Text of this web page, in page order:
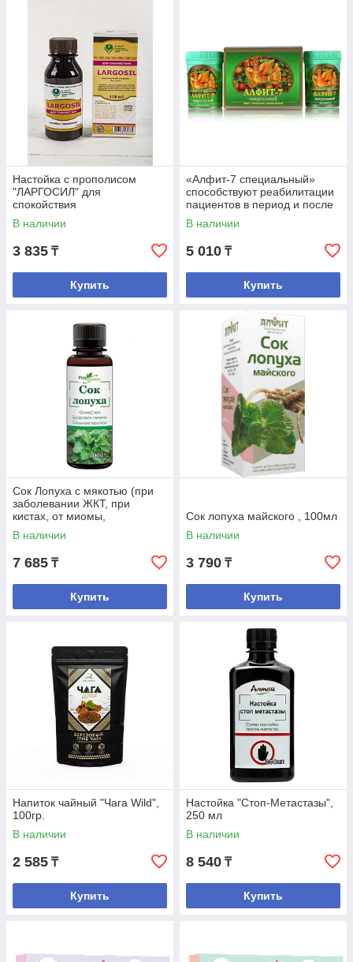
Настойка с прополисом
"ЛАРГОСИЛ" для
спокойствия
В наличии
3 835 ₸
Купить
«Алфит-7 специальный»
способствуют реабилитации
пациентов в период и после
проведения химиотерапии.
№60*2гр.
В наличии
5 010 ₸
Купить
Сок Лопуха с мякотью (при
заболевании ЖКТ, при
кистах, от миомы,
мастопатии) 100 мл
В наличии
7 685 ₸
Купить
Сок лопуха майского , 100мл
В наличии
3 790 ₸
Купить
Напиток чайный "Чага Wild",
100гр.
В наличии
2 585 ₸
Купить
Настойка "Стоп-Метастазы",
250 мл
В наличии
8 540 ₸
Купить